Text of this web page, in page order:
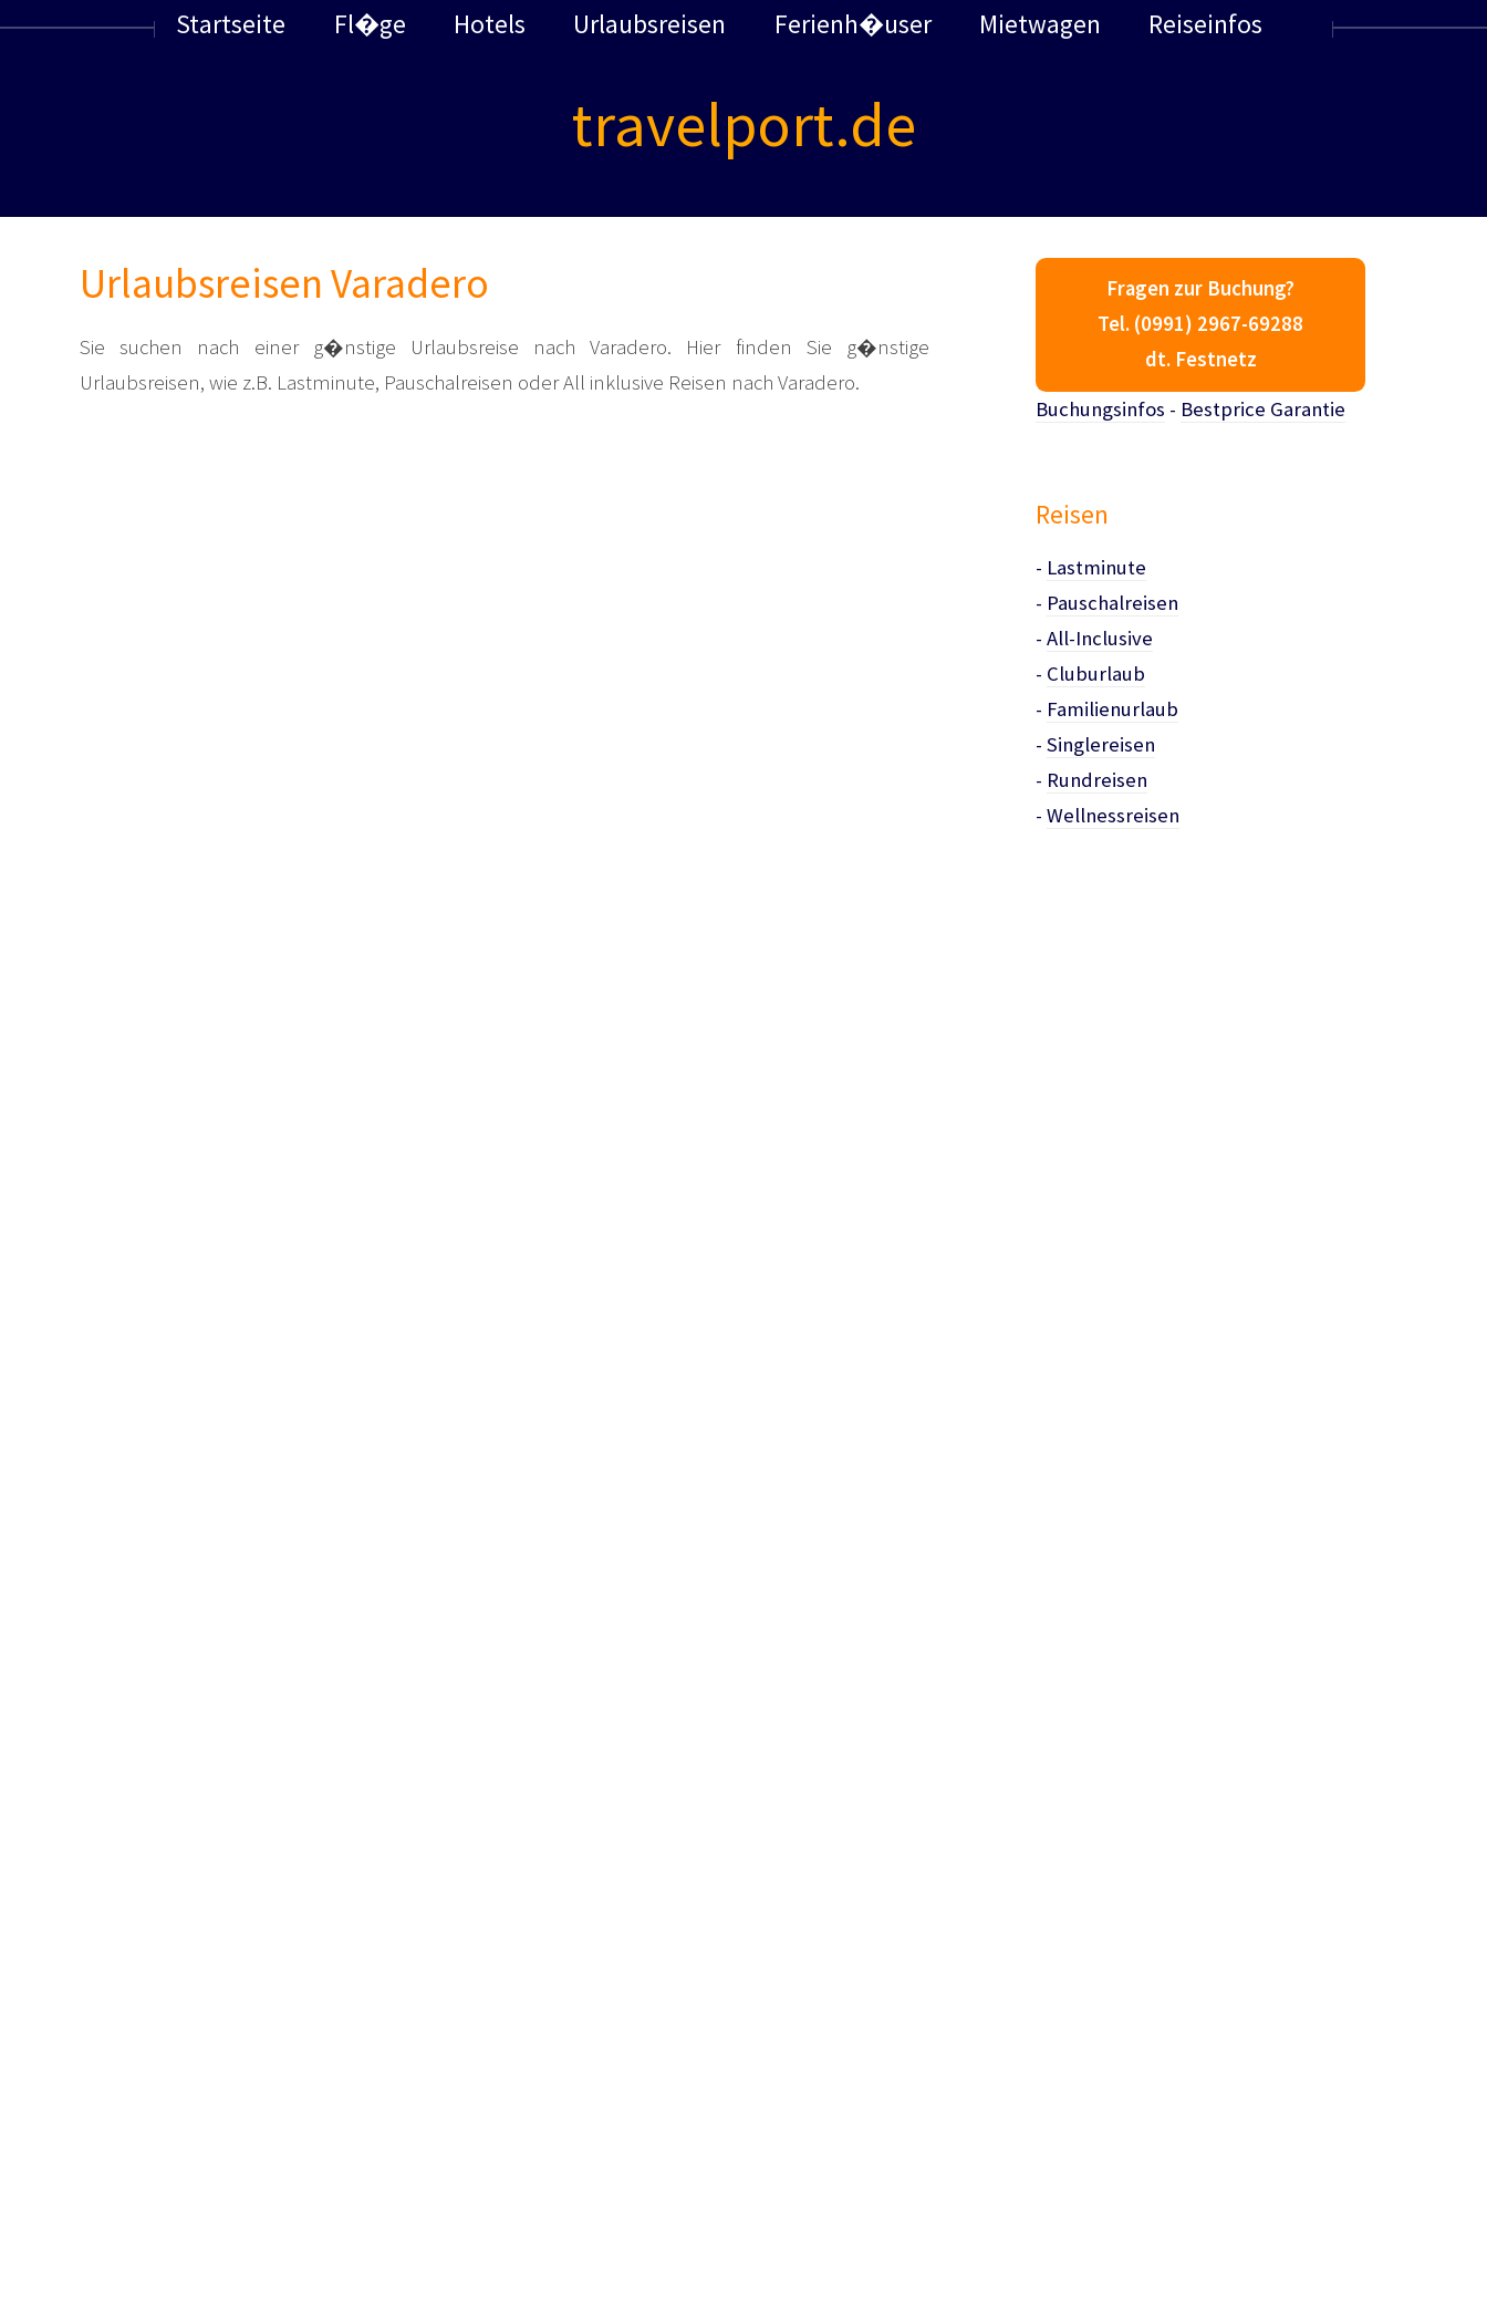
travelport.de
Startseite Fl�ge Hotels Urlaubsreisen Ferienh�user Mietwagen Reiseinfos
Urlaubsreisen Varadero
Sie suchen nach einer g�nstige Urlaubsreise nach Varadero. Hier finden Sie g�nstige
Urlaubsreisen, wie z.B. Lastminute, Pauschalreisen oder All inklusive Reisen nach Varadero.
Fragen zur Buchung?
Tel. (0991) 2967-69288
dt. Festnetz
Buchungsinfos - Bestprice Garantie
Reisen
- Lastminute
- Pauschalreisen
- All-Inclusive
- Cluburlaub
- Familienurlaub
- Singlereisen
- Rundreisen
- Wellnessreisen